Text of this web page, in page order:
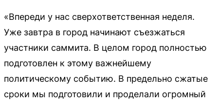
«Впереди у нас сверхответственная неделя.
Уже завтра в город начинают съезжаться
участники саммита. В целом город полностью
подготовлен к этому важнейшему
политическому событию. В предельно сжатые
сроки мы подготовили и проделали огромный